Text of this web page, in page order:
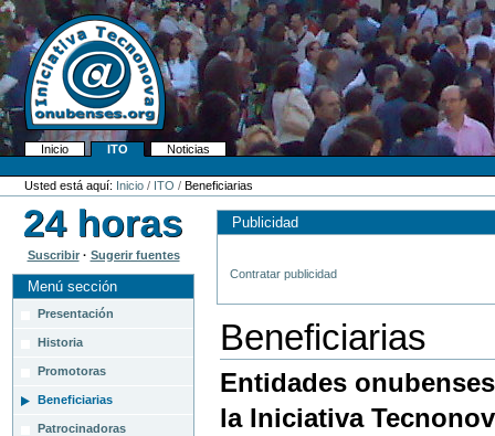
Cambiar
a
contenido.
Saltar
a
navegación
Navegación
Inicio ITO
Noticias
Herramientas
Personales
Usted está aquí: Inicio / ITO /Beneficiarias
Suscribir· Sugerir fuentes
Menú sección
Presentación
Historia
Promotoras
Beneficiarias
Patrocinadoras
Publicidad
Contratar publicidad
Beneficiarias
Entidades
la Iniciativa